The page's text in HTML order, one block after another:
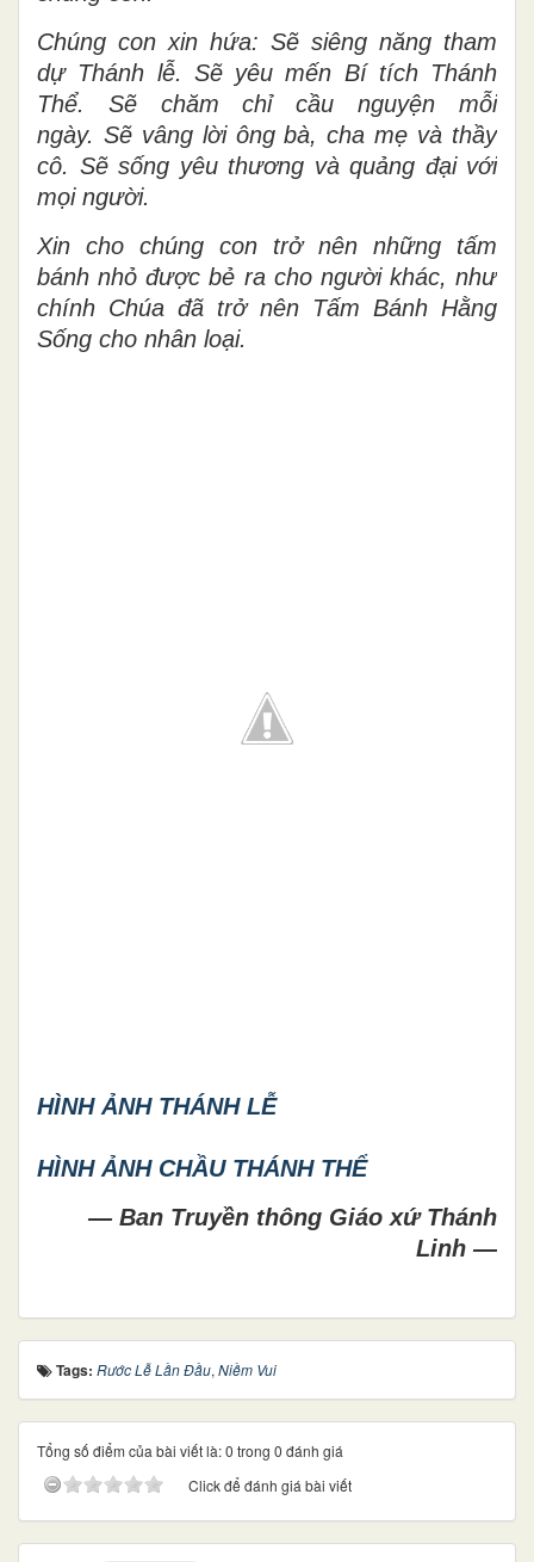
Chúng con xin hứa: Sẽ siêng năng tham
dự Thánh lễ. Sẽ yêu mến Bí tích Thánh
Thể. Sẽ chăm chỉ cầu nguyện mỗi
ngày. Sẽ vâng lời ông bà, cha mẹ và thầy
cô. Sẽ sống yêu thương và quảng đại với
mọi người.
Xin cho chúng con trở nên những tấm
bánh nhỏ được bẻ ra cho người khác, như
chính Chúa đã trở nên Tấm Bánh Hằng
Sống cho nhân loại.
HÌNH ẢNH THÁNH LỄ
HÌNH ẢNH CHẦU THÁNH THỂ
— Ban Truyền thông Giáo xứ Thánh
Linh —
Tags: Rước Lễ Lần Đầu, Niềm Vui
Tổng số điểm của bài viết là: 0 trong 0 đánh giá
Click để đánh giá bài viết